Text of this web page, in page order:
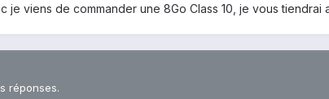
viens de commander une 8Go Class 10, je vous
réponses.